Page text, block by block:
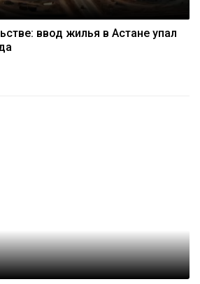
ввод жилья в Астане упал